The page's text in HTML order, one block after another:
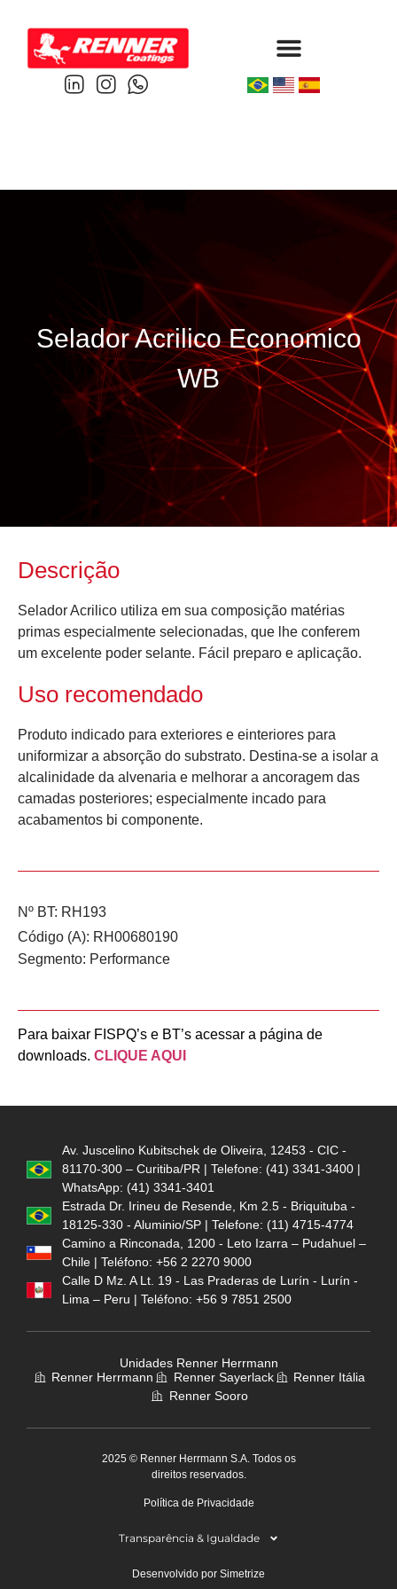
Selador Acrilico Economico
WB
Descrição
Selador Acrilico utiliza em sua composição matérias
primas especialmente selecionadas, que lhe conferem
um excelente poder selante. Fácil preparo e aplicação.
Uso recomendado
Produto indicado para exteriores e einteriores para
uniformizar a absorção do substrato. Destina-se a isolar a
alcalinidade da alvenaria e melhorar a ancoragem das
camadas posteriores; especialmente incado para
acabamentos bi componente.
Nº BT: RH193
Código (A): RH00680190
Segmento: Performance
Para baixar FISPQ’s e BT’s acessar a página de
downloads. CLIQUE AQUI
Av. Juscelino Kubitschek de Oliveira, 12453 - CIC -
81170-300 – Curitiba/PR | Telefone: (41) 3341-3400 |
WhatsApp: (41) 3341-3401
Estrada Dr. Irineu de Resende, Km 2.5 - Briquituba -
18125-330 - Aluminio/SP | Telefone: (11) 4715-4774
Camino a Rinconada, 1200 - Leto Izarra – Pudahuel –
Chile | Teléfono: +56 2 2270 9000
Calle D Mz. A Lt. 19 - Las Praderas de Lurín - Lurín -
Lima – Peru | Teléfono: +56 9 7851 2500
Unidades Renner Herrmann
Renner Herrmann
Renner Sayerlack
Renner Itália
Renner Sooro
2025 © Renner Herrmann S.A. Todos os
direitos reservados.
Política de Privacidade
Transparência & Igualdade
Desenvolvido por Simetrize